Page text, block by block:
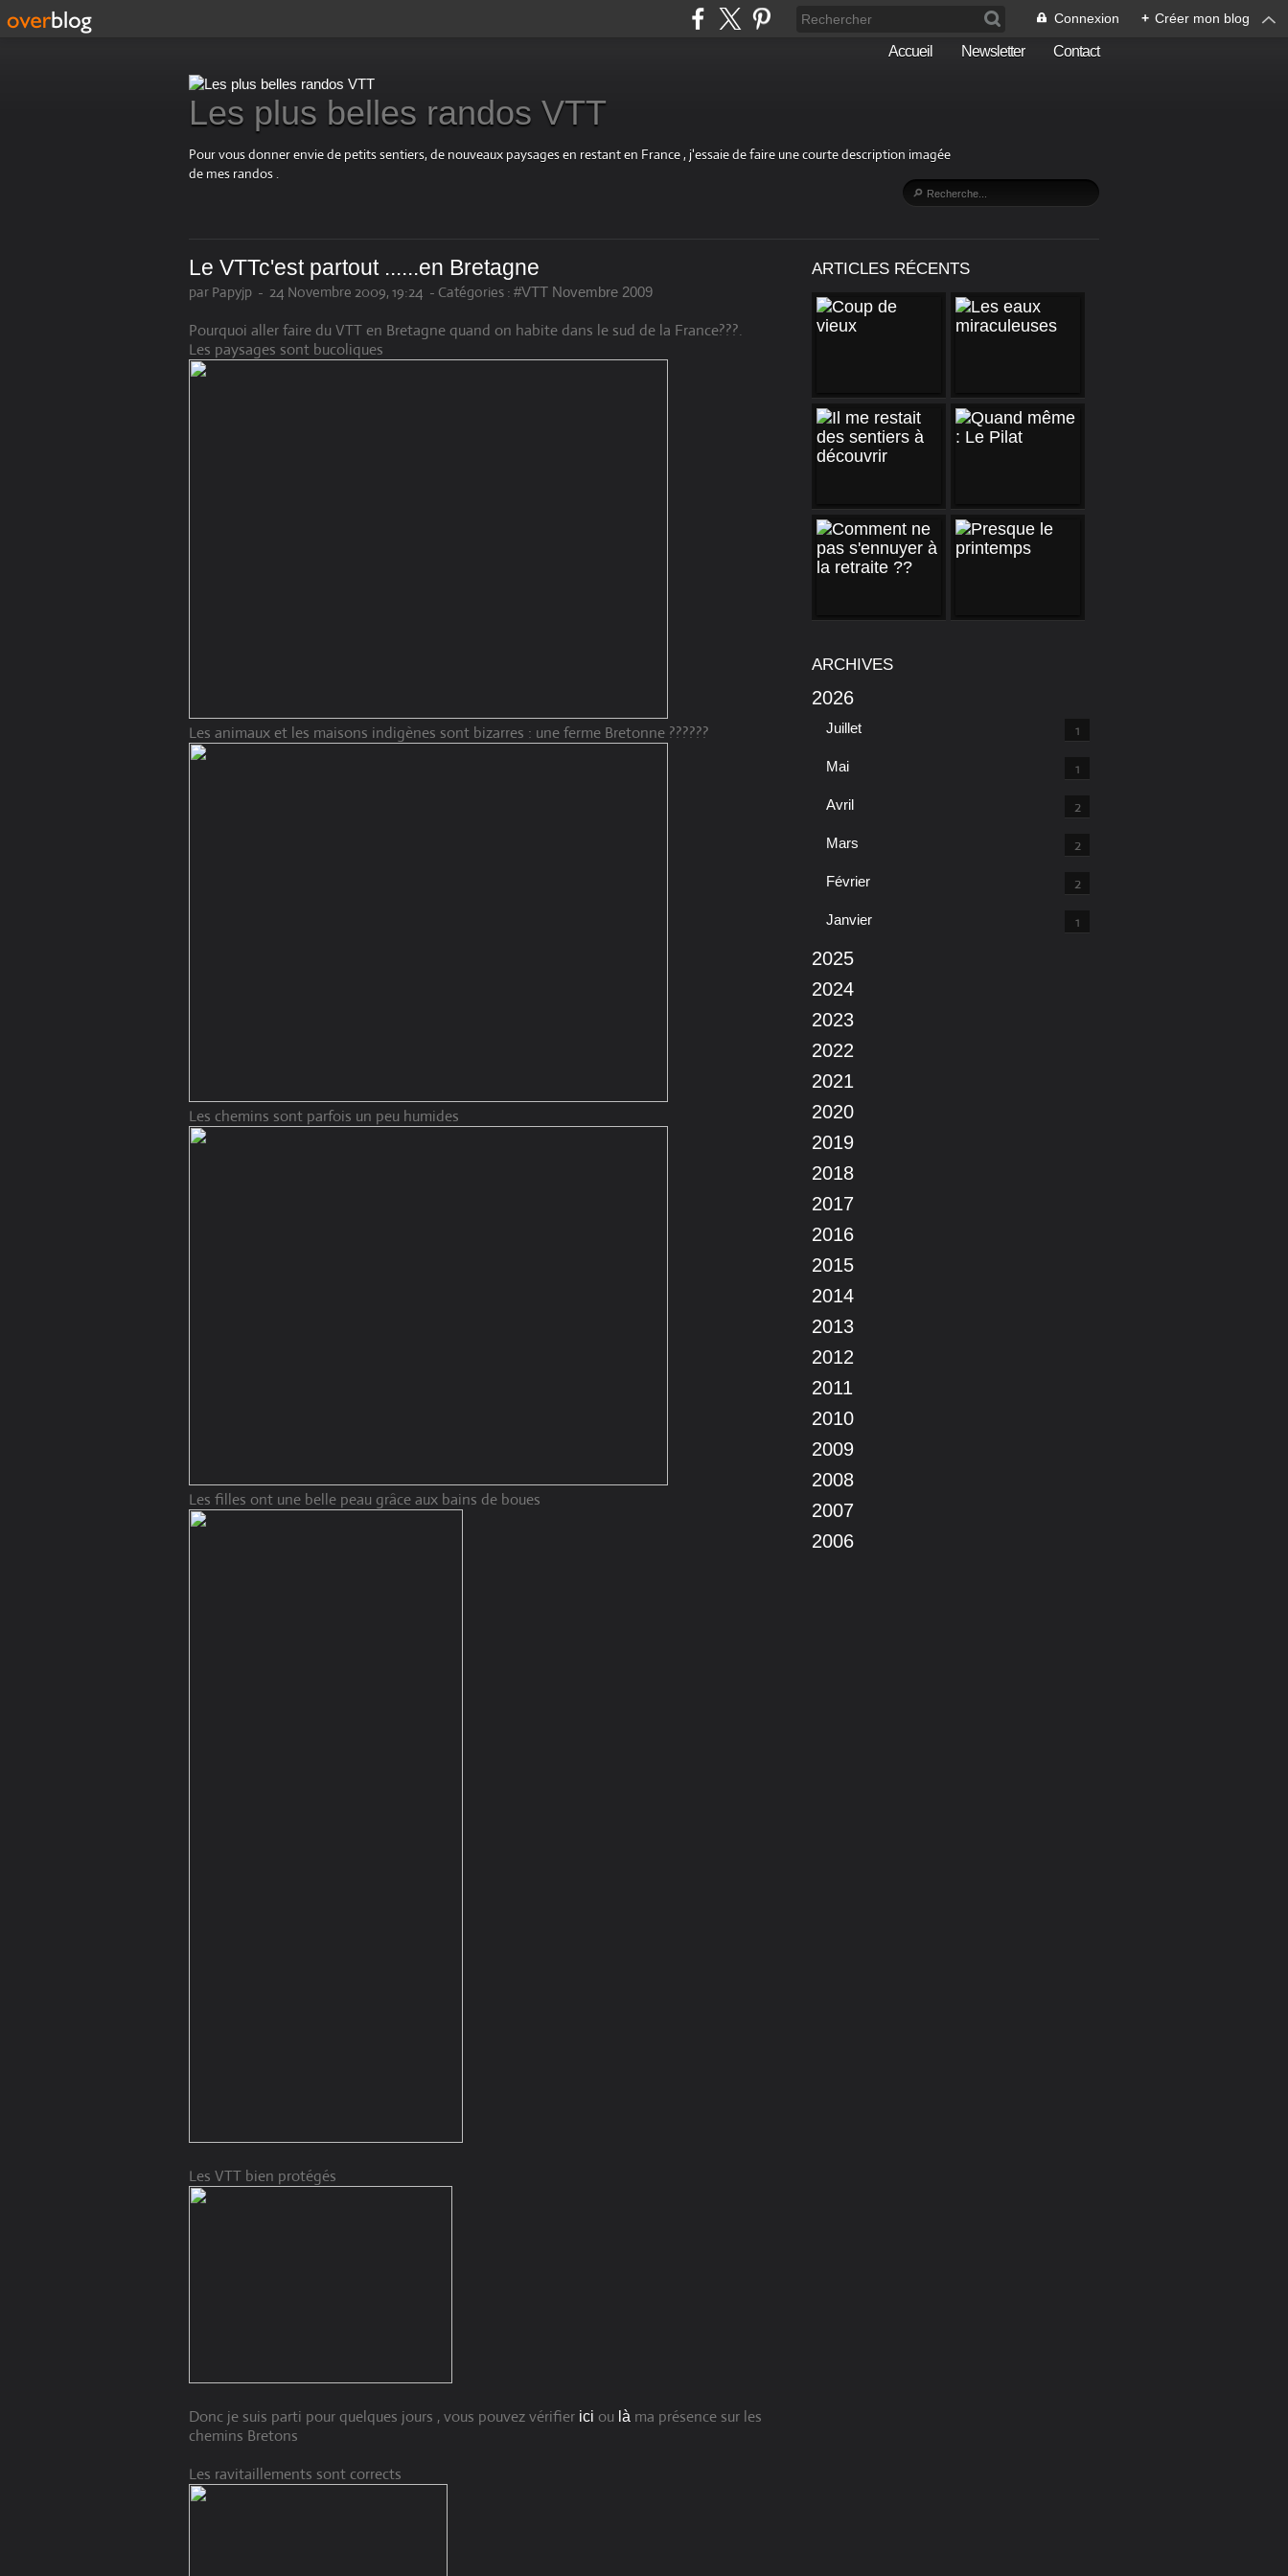
Connexion + Créer mon blog
Accueil Newsletter Contact
Les plus belles randos VTT
Pour vous donner envie de petits sentiers, de nouveaux paysages en restant en France , j'essaie de faire une courte description imagée
de mes randos .
Le VTTc'est partout ......en Bretagne
par Papyjp - 24 Novembre 2009, 19:24 - Catégories : #VTT Novembre 2009
Pourquoi aller faire du VTT en Bretagne quand on habite dans le sud de la France???.
Les paysages sont bucoliques
Les animaux et les maisons indigènes sont bizarres : une ferme Bretonne ??????
Les chemins sont parfois un peu humides
Les filles ont une belle peau grâce aux bains de boues
Les VTT bien protégés
Donc je suis parti pour quelques jours , vous pouvez vérifier ici ou là ma présence sur les
chemins Bretons
Les ravitaillements sont corrects
ARTICLES RÉCENTS
ARCHIVES
2026
Juillet 1
Mai 1
Avril 2
Mars 2
Février 2
Janvier 1
2025
2024
2023
2022
2021
2020
2019
2018
2017
2016
2015
2014
2013
2012
2011
2010
2009
2008
2007
2006